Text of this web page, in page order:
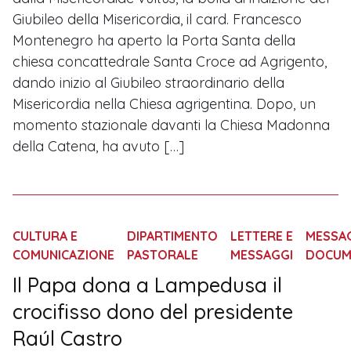
Giubileo della Misericordia, il card. Francesco
Montenegro ha aperto la Porta Santa della
chiesa concattedrale Santa Croce ad Agrigento,
dando inizio al Giubileo straordinario della
Misericordia nella Chiesa agrigentina. Dopo, un
momento stazionale davanti la Chiesa Madonna
della Catena, ha avuto […]
CULTURA E
COMUNICAZIONE
DIPARTIMENTO
PASTORALE
LETTERE E
MESSAGGI
Il Papa dona a Lampedusa il
crocifisso dono del presidente
Raúl Castro